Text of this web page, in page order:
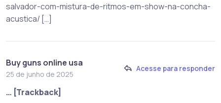
salvador-com-mistura-de-ritmos-em-show-na-concha-
acustica/ […]
Buy guns online usa
25 de junho de 2025
Acesse para responder
… [Trackback]